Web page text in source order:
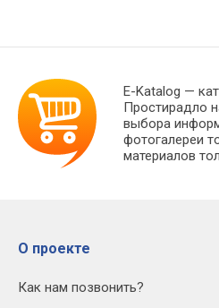
E-Katalog —
Простирадло
выбора
фотогалереи
материалов
О проекте
Как нам позвонить?